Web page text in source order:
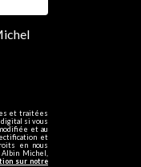
et traitées
si vous
et au
et
en nous
Michel,
sur notre